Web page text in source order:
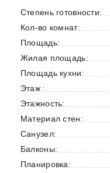
Степень готовности:
Кол-во комнат:
Площадь:
Жилая площадь:
Площадь кухни:
Этаж :
Этажность:
Материал стен:
Санузел:
Балконы:
Планировка: